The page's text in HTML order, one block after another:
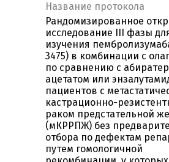
Название протокола
Рандомизированное
исследование III фазы
изучения
3475) в комбинации с
по сравнению с
ацетатом или
пациентов с
кастрационно-
раком предстательной
(мКРРПЖ) без
отбора по дефектам
путем гомологичной